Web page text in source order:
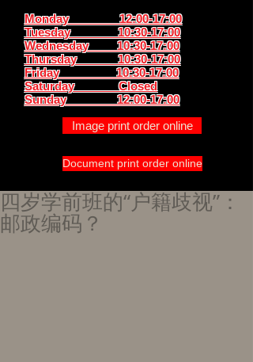
Monday 12:00-17:00
Tuesday 10:30-17:00
Wednesday 10:30-17:00
Thursday 10:30-17:00
Friday 10:30-17:00
Saturday Closed
Sunday 12:00-17:00
Image print order online
Document print order online
四岁学前班的“户籍歧视”：
邮政编码？